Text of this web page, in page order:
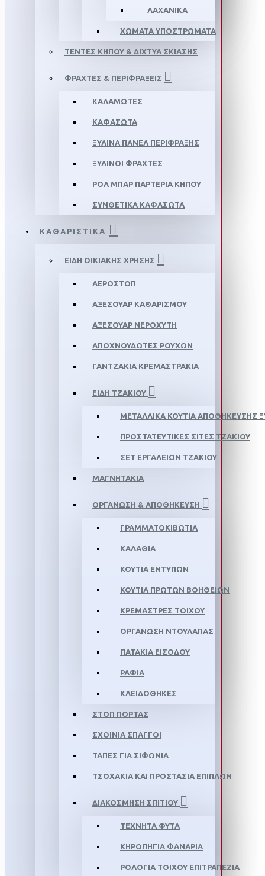
ΛΑΧΑΝΙΚΆ
ΧΏΜΑΤΑ ΥΠΟΣΤΡΏΜΑΤΑ
ΤΈΝΤΕΣ ΚΉΠΟΥ & ΔΊΧΤΥΑ ΣΚΊΑΣΗΣ
ΦΡΆΧΤΕΣ & ΠΕΡΙΦΡΆΞΕΙΣ
ΚΑΛΑΜΩΤΈΣ
ΚΑΦΑΣΩΤΆ
ΞΎΛΙΝΑ ΠΆΝΕΛ ΠΕΡΊΦΡΑΞΗΣ
ΞΎΛΙΝΟΙ ΦΡΆΧΤΕΣ
ΡΟΛ ΜΠΑΡ ΠΑΡΤΈΡΙΑ ΚΉΠΟΥ
ΣΥΝΘΕΤΙΚΆ ΚΑΦΑΣΩΤΆ
ΚΑΘΑΡΙΣΤΙΚΑ
ΕΊΔΗ ΟΙΚΙΑΚΉΣ ΧΡΉΣΗΣ
ΑΕΡΟΣΤΌΠ
ΑΞΕΣΟΥΆΡ ΚΑΘΑΡΙΣΜΟΎ
ΑΞΕΣΟΥΆΡ ΝΕΡΟΧΎΤΗ
ΑΠΟΧΝΟΥΔΩΤΈΣ ΡΟΎΧΩΝ
ΓΑΝΤΖΆΚΙΑ ΚΡΕΜΑΣΤΡΆΚΙΑ
ΕΊΔΗ ΤΖΑΚΙΟΎ
ΜΕΤΑΛΛΙΚΆ ΚΟΥΤΙΆ ΑΠΟΘΉΚΕΥΣΗΣ
ΠΡΟΣΤΑΤΕΥΤΙΚΈΣ ΣΊΤΕΣ ΤΖΑΚΙΟΎ
ΣΕΤ ΕΡΓΑΛΕΊΩΝ ΤΖΑΚΙΟΎ
ΜΑΓΝΗΤΆΚΙΑ
ΟΡΓΆΝΩΣΗ & ΑΠΟΘΉΚΕΥΣΗ
ΓΡΑΜΜΑΤΟΚΙΒΏΤΙΑ
ΚΑΛΆΘΙΑ
ΚΟΥΤΙΆ ΕΝΤΎΠΩΝ
ΚΟΥΤΙΆ ΠΡΏΤΩΝ ΒΟΗΘΕΙΏΝ
ΚΡΕΜΆΣΤΡΕΣ ΤΟΊΧΟΥ
ΟΡΓΆΝΩΣΗ ΝΤΟΥΛΆΠΑΣ
ΠΑΤΆΚΙΑ ΕΙΣΌΔΟΥ
ΡΆΦΙΑ
ΚΛΕΙΔΟΘΉΚΕΣ
ΣΤΟΠ ΠΌΡΤΑΣ
ΣΧΟΙΝΙΆ ΣΠΆΓΓΟΙ
ΤΆΠΕΣ ΓΙΑ ΣΙΦΏΝΙΑ
ΤΣΟΧΆΚΙΑ ΚΑΙ ΠΡΟΣΤΑΣΊΑ ΕΠΊΠΛΩΝ
ΔΙΑΚΌΣΜΗΣΗ ΣΠΙΤΙΟΎ
ΤΕΧΝΗΤΆ ΦΥΤΆ
ΚΗΡΟΠΉΓΙΑ ΦΑΝΆΡΙΑ
ΡΟΛΌΓΙΑ ΤΟΊΧΟΥ ΕΠΙΤΡΑΠΈΖΙΑ